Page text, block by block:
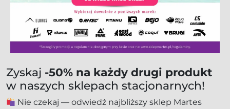
Zyskaj -50% na każdy drugi produkt
w naszych sklepach stacjonarnych!
Nie czekaj — odwiedź najbliższy sklep Martes